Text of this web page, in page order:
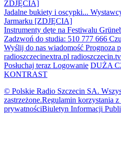
ZDJĘCIA]
Jadalne bukiety i oscypki...
Jarmarku [ZDJĘCIA]
Instrumenty dęte na Festiwalu
Zadzwoń do studia: 510 777 666
Wyślij do nas wiadomość Prognoza
radioszczecinextra.pl radioszczecin.tv
Posłuchaj teraz Logowanie DUŻA
KONTRAST
© Polskie Radio Szczecin SA.
zastrzeżone.Regulamin korzystania z
prywatnościBiuletyn Informacji